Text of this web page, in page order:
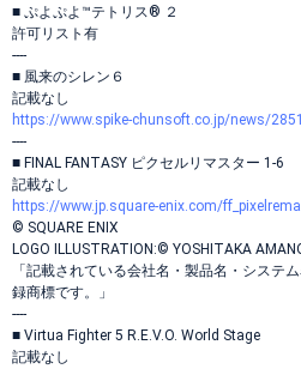
■ ぷよぷよ™テトリス® ２
許可リスト有
----
■ 風来のシレン６
記載なし
https://www.spike-chunsoft.co.jp/news/
----
■ FINAL FANTASY ピクセルリマスター 1-6
記載なし
https://www.jp.square-enix.com/
© SQUARE ENIX
LOGO ILLUSTRATION:© YOSHITAKA
「記載されている会社名・製品名・システ
録商標です。」
----
■ Virtua Fighter 5 R.E.V.O. World Stage
記載なし